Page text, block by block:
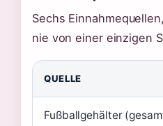
Sechs
nie von einer einzigen
QUELLE
Fußballgehälter